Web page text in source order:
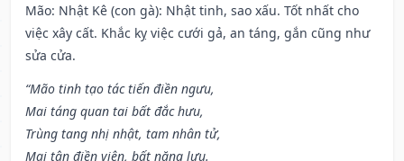
Mão: Nhật Kê (con gà): Nhật tinh, sao xấu. Tốt nhất cho
việc xây cất. Khắc kỵ việc cưới gả, an táng, gắn cũng như
sửa cửa.
“Mão tinh tạo tác tiến điền ngưu,
Mai táng quan tai bất đắc hưu,
Trùng tang nhị nhật, tam nhân tử,
Mại tận điền viên, bất năng lưu.